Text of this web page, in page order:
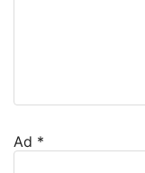
Ad *